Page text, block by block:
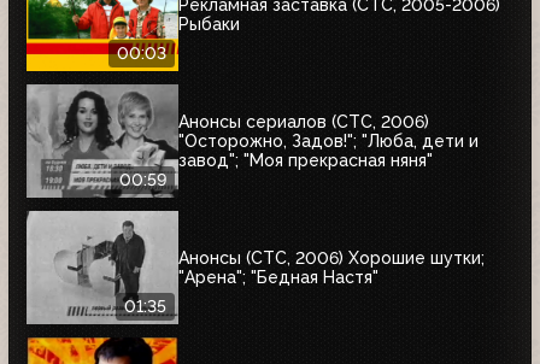
00:03
Рекламная заставка (СТС, 2005-2006)
Рыбаки
00:59
Анонсы сериалов (СТС, 2006)
"Осторожно, Задов!"; "Люба, дети и
завод"; "Моя прекрасная няня"
01:35
Анонсы (СТС, 2006) Хорошие шутки;
"Арена"; "Бедная Настя"